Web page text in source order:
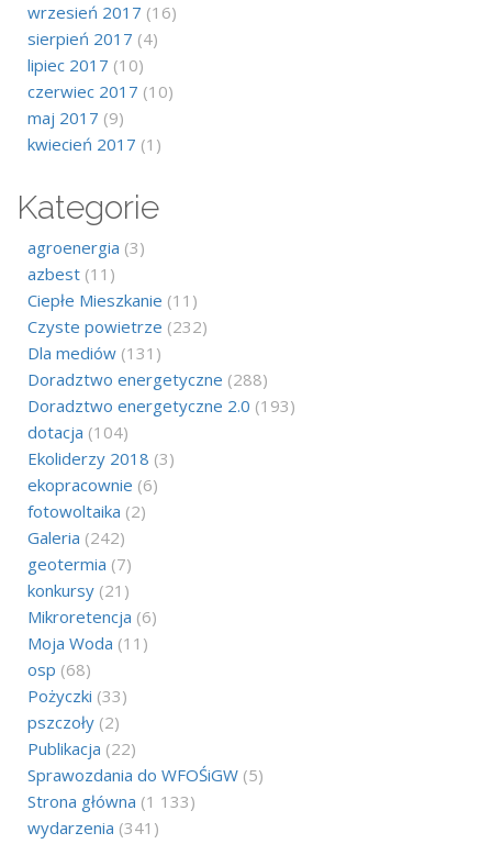
wrzesień 2017 (16)
sierpień 2017 (4)
lipiec 2017 (10)
czerwiec 2017 (10)
maj 2017 (9)
kwiecień 2017 (1)
Kategorie
agroenergia (3)
azbest (11)
Ciepłe Mieszkanie (11)
Czyste powietrze (232)
Dla mediów (131)
Doradztwo energetyczne (288)
Doradztwo energetyczne 2.0 (193)
dotacja (104)
Ekoliderzy 2018 (3)
ekopracownie (6)
fotowoltaika (2)
Galeria (242)
geotermia (7)
konkursy (21)
Mikroretencja (6)
Moja Woda (11)
osp (68)
Pożyczki (33)
pszczoły (2)
Publikacja (22)
Sprawozdania do WFOŚiGW (5)
Strona główna (1 133)
wydarzenia (341)